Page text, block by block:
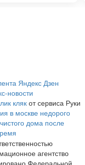
Яндекс Дзен
новости
кляк от сервиса Руки
в москве недорого
дома после
агентство